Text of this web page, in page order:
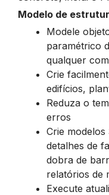
Modelo de
Modele
paramétrico
qualquer
Crie
edifícios,
Reduza o
erros
Crie
detalhes de
dobra de
relatórios de
Execute